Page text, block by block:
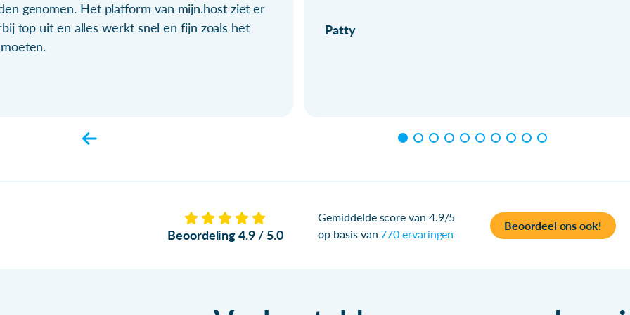
genomen. Het platform van mijn.host ziet er
top uit en alles werkt snel en fijn zoals het
Patty
Beoordeling 4.9 / 5.0
Gemiddelde score van 4.9/5
op basis van770 ervaringen
Beoordeel ons ook!